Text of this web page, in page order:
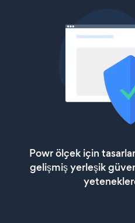
Powr ölçek için
gelişmiş yerleşik